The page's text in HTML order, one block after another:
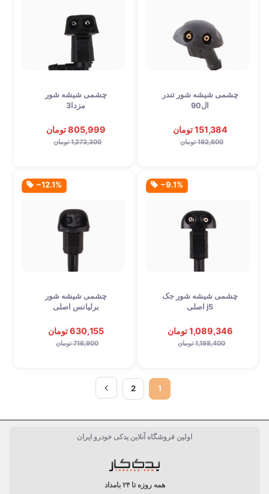
چشمی شیشه شور تندر
ال90
151,384 تومان
192,600 تومان
چشمی شیشه شور
مزدا3
805,999 تومان
1,273,300 تومان
‎−9.1%
چشمی شیشه شور جک
j5 اصلی
1,089,346 تومان
1,198,400 تومان
‎−12.1%
چشمی شیشه شور
برلیانس اصلی
630,155 تومان
716,900 تومان
1
2
اولین فروشگاه آنلاین یدکی خودرو ایران
همه روزه تا ۲۴ بامداد